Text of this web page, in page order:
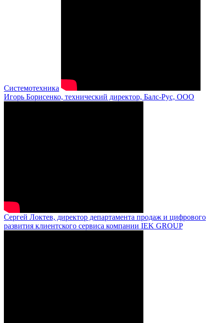
Системотехника
Игорь Борисенко, технический директор, Балс-Рус, ООО
Сергей Локтев, директор департамента продаж и цифрового
развития клиентского сервиса компании IEK GROUP